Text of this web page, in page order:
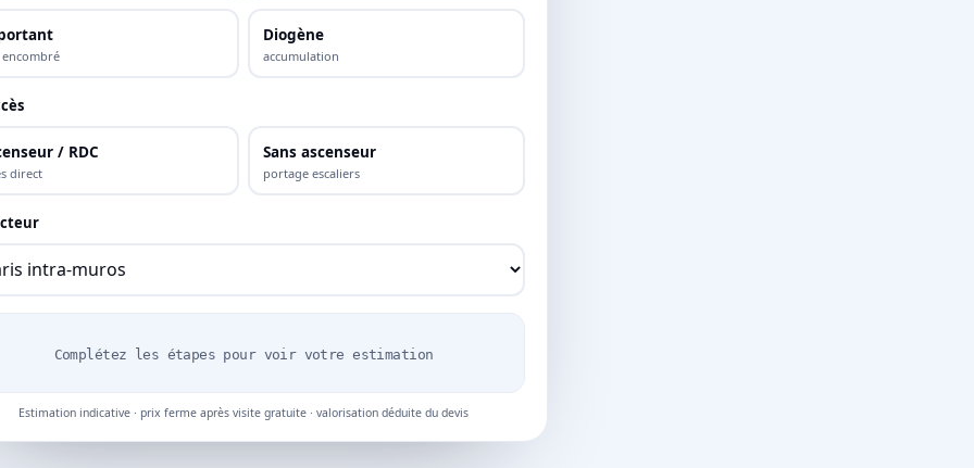
Diogène
accumulation
/ RDC
direct
Sans ascenseur
portage escaliers
Complétez les étapes pour voir votre estimation
Estimation indicative · prix ferme après visite gratuite · valorisation déduite du devis